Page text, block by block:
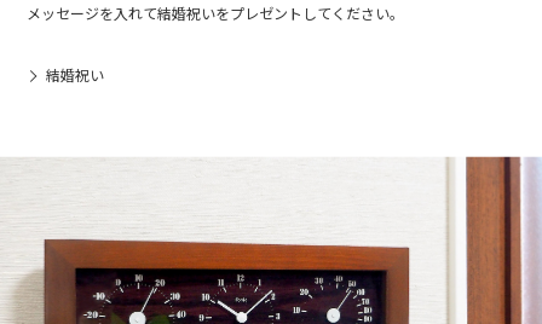
メッセージを入れて結婚祝いをプレゼントしてください。
結婚祝い